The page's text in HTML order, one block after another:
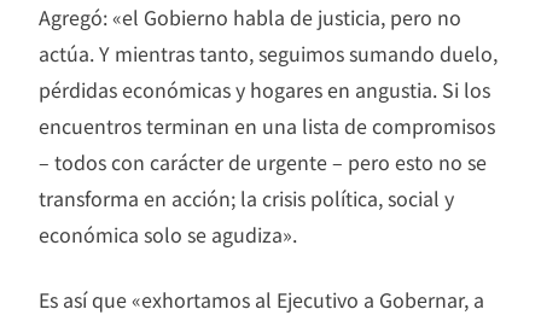
Agregó: «el Gobierno habla de justicia, pero no
actúa. Y mientras tanto, seguimos sumando duelo,
pérdidas económicas y hogares en angustia. Si los
encuentros terminan en una lista de compromisos
– todos con carácter de urgente – pero esto no se
transforma en acción; la crisis política, social y
económica solo se agudiza».
Es así que «exhortamos al Ejecutivo a Gobernar, a